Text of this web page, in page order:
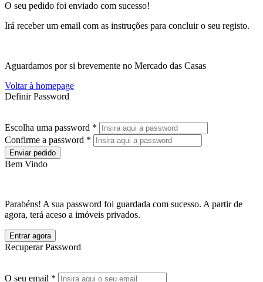
O seu pedido foi enviado com sucesso!
Irá receber um email com as instruções para concluir o seu registo.
Aguardamos por si brevemente no Mercado das Casas
Voltar à homepage
Definir Password
Escolha uma password *
Confirme a password *
Enviar pedido
Bem Vindo
Parabéns! A sua password foi guardada com sucesso. A partir de
agora, terá aceso a imóveis privados.
Entrar agora
Recuperar Password
O seu email *